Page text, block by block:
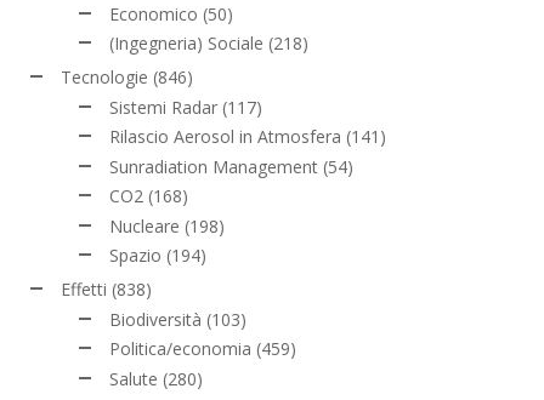
Economico (50)
(Ingegneria) Sociale (218)
Tecnologie (846)
Sistemi Radar (117)
Rilascio Aerosol in Atmosfera (141)
Sunradiation Management (54)
CO2 (168)
Nucleare (198)
Spazio (194)
Effetti (838)
Biodiversità (103)
Politica/economia (459)
Salute (280)